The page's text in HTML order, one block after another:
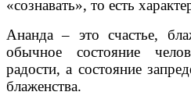
«сознавать», то есть
Ананда – это счастье,
обычное состояние
радости, а состояние
блаженства.